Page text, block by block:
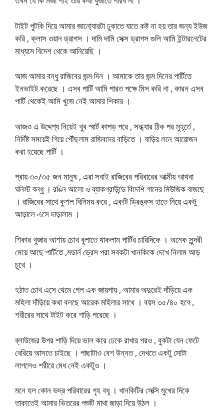
টাইট পুটকি দিয়ে আমার জানো্যারটা ঢুকাতে যাতে কষ্ট না হয় তার জন্য ইউজ
করি , ক্লাস ওয়ান ড্রাগস । দামি দামি সেক্স ড্রাগস গুলি আমি ইন্টারনেটের
মাধ্যমে বিদেশ থেকে আনিয়েছি ।
আজ আমার বন্ধু রাজিবের জন্ম দিন । আমাকে তার জন্ম দিনের পার্টিতে
ইনভাইট করেছে । এসব পার্টি আমি পারত পক্ষে মিস করি না , কারন এসব
পার্টি থেকেই আমি খুজে নেই আমার শিকার ।
আজও এ উদ্দেশ্য নিয়েই খুব স্মার্ট কাপড় পরে , সন্ধ্যার ঠিক পর মুহূর্তে ,
নির্দিষ্ট সময়েই গিয়ে পৌঁছলাম রাজিবদের বাড়িতে । বাড়ির লনে আয়োজন
করা হয়েছে পার্টি ।
প্রায় ৩০/৩৫ জন মানুষ , এরা সবাই রাজিবের পরিবারের আত্মীয় আথবা
ঘনিস্ট বন্ধু । রঙিন আলো ও ব্যাকগ্রাউন্ডে বিদেশি গানের মিউজিক বাজছে
। রাজিবের সাথে কুশল বিনিময় করে , একটি ড্রিঙ্কস হাতে নিয়ে একটু
আড়ালে এসে দাড়ালাম ।
শিকার খুজার আশায় চোখ বুলাতে থাকলাম পার্টির চারিদিকে । অনেক সুন্দরী
মেয়ে আছে পার্টিতে ,মডার্ন ড্রেস পরা সবকটা খানকিকে দেখে নিলাম আড়
চুখে ।
হঠাত চোখ এসে থেমে গেল এক জায়গায় , আমার অদুরেই দাঁড়িয়ে এক
মহিলা দাঁড়িয়ে কথা বলছে আরেক মহিলার সাথে । বয়স ৩৫/৪০ হবে ,
শরীরের সাথে টাইট করে শাড়ি পরেছে ।
ব্লাউজের উপর শাড়ি দিয়ে ভাল করে ঢেকে রাখার পরও , বুকটা যেন ফেটে
বেরিয়ে আসতে চাইছে । পাছাটাও বেশ উন্নত , দেখতে একটু মোটা
লাগলেও শরীরে মেধ নেই একটুও ।
মনে হল কোন ভদ্র পরিবারের গৃহ বধূ । খানকিটির সেক্সি মুখের দিকে
তাকাতেই আমার ভিতরের পশুটি মাথা জাড়া দিয়ে উঠল ।